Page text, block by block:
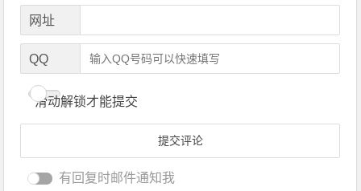
网址
QQ
滑动解锁才能提交
有回复时邮件通知我